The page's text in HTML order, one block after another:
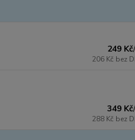
249 Kč/
206 Kč bez
349 Kč/
288 Kč bez